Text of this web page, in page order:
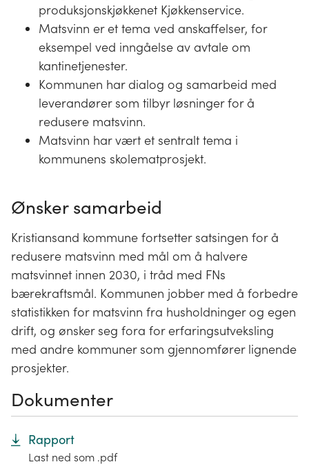
produksjonskjøkkenet Kjøkkenservice.
Matsvinn er et tema ved anskaffelser, for
eksempel ved inngåelse av avtale om
kantinetjenester.
Kommunen har dialog og samarbeid med
leverandører som tilbyr løsninger for å
redusere matsvinn.
Matsvinn har vært et sentralt tema i
kommunens skolematprosjekt.
Ønsker samarbeid
Kristiansand kommune fortsetter satsingen for å
redusere matsvinn med mål om å halvere
matsvinnet innen 2030, i tråd med FNs
bærekraftsmål. Kommunen jobber med å forbedre
statistikken for matsvinn fra husholdninger og egen
drift, og ønsker seg fora for erfaringsutveksling
med andre kommuner som gjennomfører lignende
prosjekter.
Dokumenter
Rapport
Last ned som .pdf